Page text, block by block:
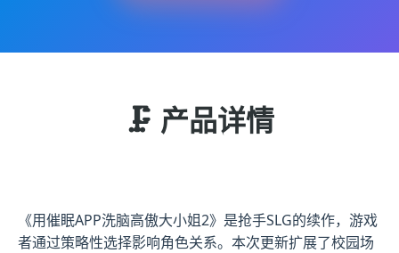
🗜️ 产品详情
《用催眠APP洗脑高傲大小姐2》是抢手SLG的续作，游戏
者通过策略性选择影响角色关系。本次更新扩展了校园场